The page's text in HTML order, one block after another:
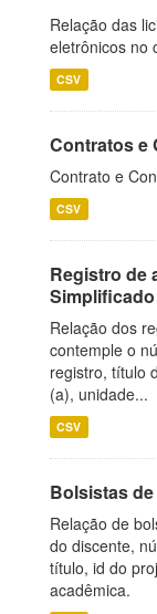
Relação das
eletrônicos no
CSV
Contratos e
Contrato e
CSV
Registro de
Relação dos
contemple o
registro, título
(a), unidade...
CSV
Bolsistas
Relação de
do discente,
título, id do
acadêmica.